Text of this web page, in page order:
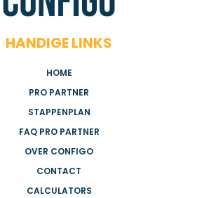
HANDIGE LINKS
HOME
PRO PARTNER
STAPPENPLAN
FAQ PRO PARTNER
OVER CONFIGO
CONTACT
CALCULATORS